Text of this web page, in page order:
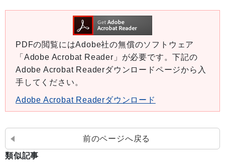
PDFの閲覧にはAdobe社の無償のソフトウェア
「Adobe Acrobat Reader」が必要です。下記の
Adobe Acrobat Readerダウンロードページから入
手してください。
Adobe Acrobat Readerダウンロード
前のページへ戻る
類似記事